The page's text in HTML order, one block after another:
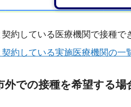
約している医療機関で接種で
約している実施医療機関の一
外での接種を希望する場